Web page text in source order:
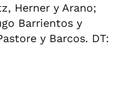
Herner y Arano;
Barrientos y
y Barcos. DT: